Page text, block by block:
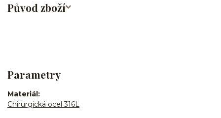
Původ zboží
Parametry
Materiál
Chirurgická ocel 316L